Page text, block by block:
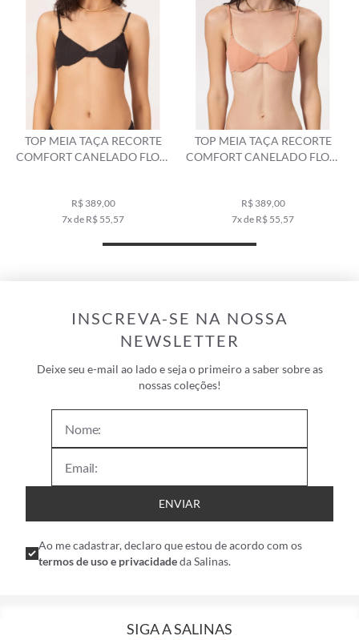
TOP MEIA TAÇA RECORTE
COMFORT CANELADO FLOW
R$ 389,00
7x de R$ 55,57
TOP MEIA TAÇA RECORTE
COMFORT CANELADO GEO
R$ 459,00
9x de R$ 51,00
INSCREVA-SE NA NOSSA
NEWSLETTER
Deixe seu e-mail ao lado e seja o primeiro a saber sobre as
nossas coleções!
ENVIAR
Ao me cadastrar, declaro que estou de acordo com os
termos de uso e privacidadeda Salinas.
SIGA A SALINAS